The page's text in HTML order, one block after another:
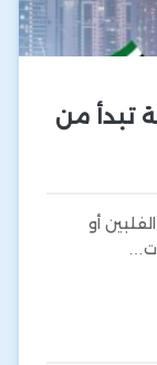
تبدأ من
أو